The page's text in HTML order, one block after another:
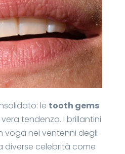
le tooth gems
tendenza. I brillantini
voga nei ventenni degli
diverse celebrità come